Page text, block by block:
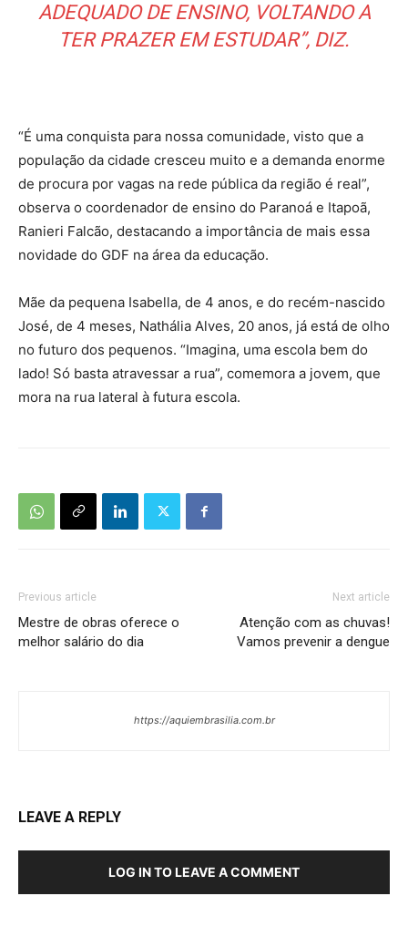
ADEQUADO DE ENSINO, VOLTANDO A
TER PRAZER EM ESTUDAR”, DIZ.
“É uma conquista para nossa comunidade, visto que a
população da cidade cresceu muito e a demanda enorme
de procura por vagas na rede pública da região é real”,
observa o coordenador de ensino do Paranoá e Itapoã,
Ranieri Falcão, destacando a importância de mais essa
novidade do GDF na área da educação.
Mãe da pequena Isabella, de 4 anos, e do recém-nascido
José, de 4 meses, Nathália Alves, 20 anos, já está de olho
no futuro dos pequenos. “Imagina, uma escola bem do
lado! Só basta atravessar a rua”, comemora a jovem, que
mora na rua lateral à futura escola.
Previous article
Mestre de obras oferece o
melhor salário do dia
Next article
Atenção com as chuvas!
Vamos prevenir a dengue
https://aquiembrasilia.com.br
LEAVE A REPLY
LOG IN TO LEAVE A COMMENT